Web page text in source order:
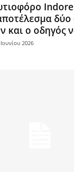
και ο οδηγός
2026